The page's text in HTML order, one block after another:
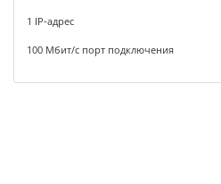
1 IP-адрес
100 Мбит/с порт подключения